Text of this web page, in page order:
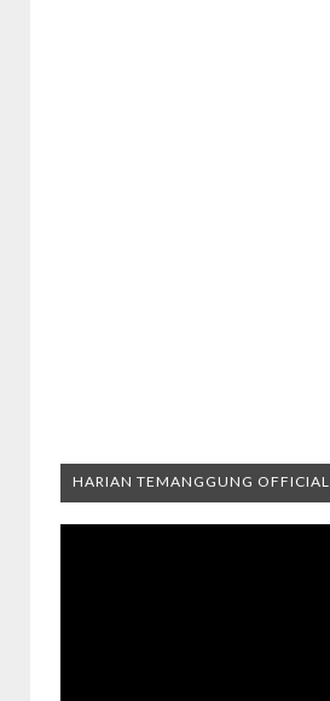
HARIAN TEMANGGUNG OFFICIAL